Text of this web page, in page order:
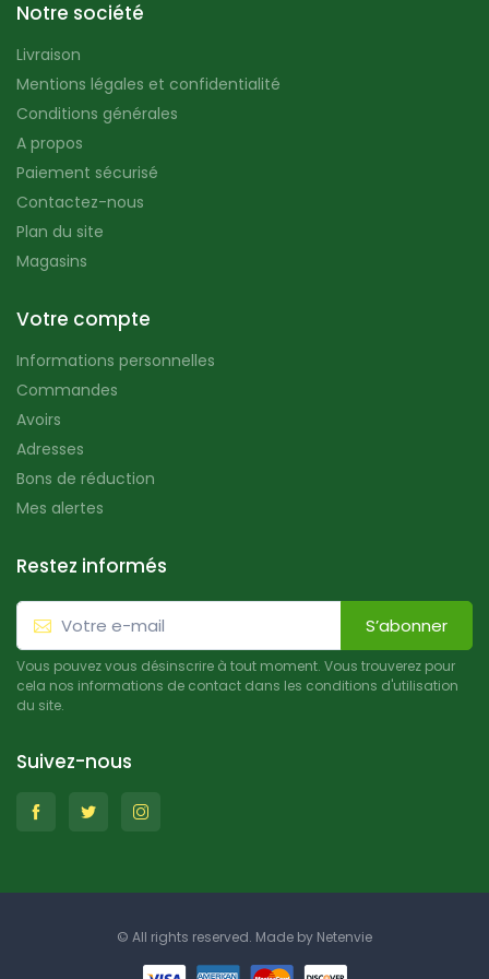
Notre société
Livraison
Mentions légales et confidentialité
Conditions générales
A propos
Paiement sécurisé
Contactez-nous
Plan du site
Magasins
Votre compte
Informations personnelles
Commandes
Avoirs
Adresses
Bons de réduction
Mes alertes
Restez informés
S’abonner
Vous pouvez vous désinscrire à tout moment. Vous trouverez pour
cela nos informations de contact dans les conditions d'utilisation
du site.
Suivez-nous
© All rights reserved. Made by Netenvie